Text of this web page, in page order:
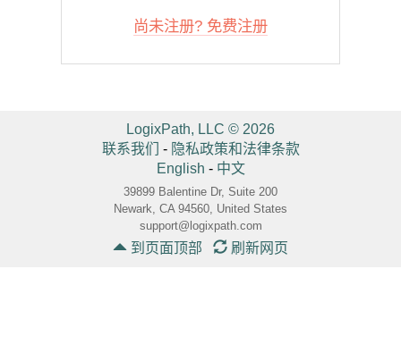
尚未注册? 免费注册
LogixPath, LLC © 2026
联系我们
- 隐私政策和法律条款
English - 中文
39899 Balentine Dr, Suite 200
Newark, CA 94560, United States
support@logixpath.com
到页面顶部 刷新网页